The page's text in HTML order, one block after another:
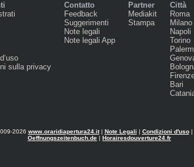
sulla privacy
Contatto
Feedback
Suggerimenti
Note legali
Note legali App
Partner
Mediakit
Stampa
Città
Roma
Milano
Napoli
Torino
Bari
2026 www.oraridiapertura24.it| Note Legali | Condizioni d'uso|
Oeffnungszeitenbuch.de | Horairesdouverture24.fr